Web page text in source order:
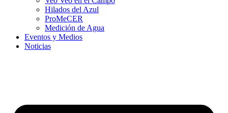
Hilados del Azul
ProMeCER
Medición de Agua
Eventos y Medios
Noticias